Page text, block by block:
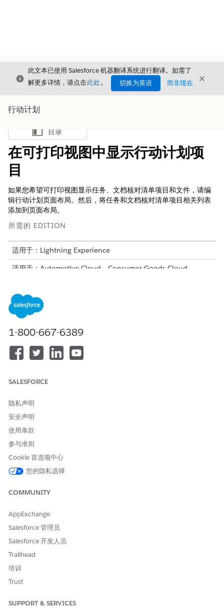
关闭
此文本已使用 Salesforce 机器翻译系统进行翻译。如需了
解更多详情，请点击此处。 切换为英语 而非现在 关闭
行动计划
显示目录
目录
在可打印视图中显示行动计划项
目
如果您希望可打印视图显示任务、文档核对清单项目和文件，请编
辑行动计划页面布局。然后，将任务和文档核对清单项目相关列表
添加到页面布局。
所需的 EDITION
适用于：Lightning Experience
适用于：Automotive Cloud、Consumer Goods Cloud、
Nonprofit Cloud 和 Public Sector Solutions。
性。
所需用户权限
配置行动计划：
可打印视图仅在先决条件任务完成时显示依赖任务。
从行动计划的对象管理设置中，转到
在选项板中，选择
将
任务
分。
编辑相关列表中的字段，然后保存更改。
请与我们共享您的想法，以便我们进行改进！
1-800-667-6389
SALESFORCE
隐私声明
安全声明
使用条款
参与准则
Cookie 首选项中心
您的隐私选择
COMMUNITY
AppExchange
Salesforce 管理员
Salesforce 开发人员
Trailhead
培训
Trust
SUPPORT & SERVICES